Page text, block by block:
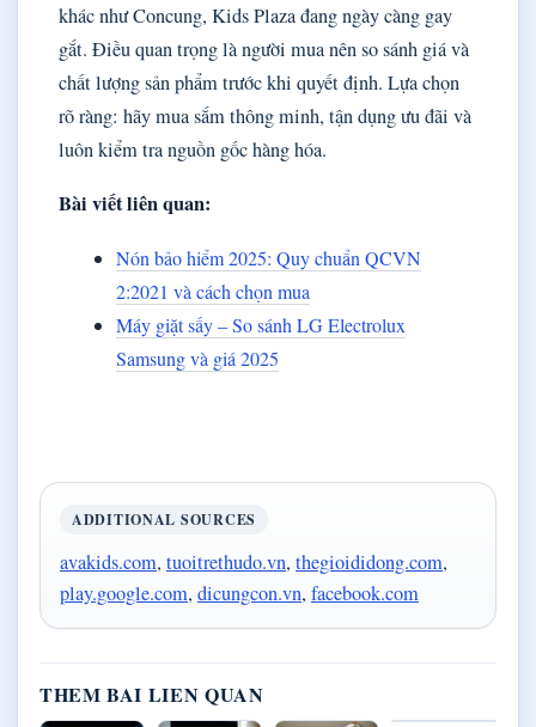
khác như Concung, Kids Plaza đang ngày càng gay
gắt. Điều quan trọng là người mua nên so sánh giá và
chất lượng sản phẩm trước khi quyết định. Lựa chọn
rõ ràng: hãy mua sắm thông minh, tận dụng ưu đãi và
luôn kiểm tra nguồn gốc hàng hóa.
Bài viết liên quan:
Nón bảo hiểm 2025: Quy chuẩn QCVN
2:2021 và cách chọn mua
Máy giặt sấy – So sánh LG Electrolux
Samsung và giá 2025
ADDITIONAL SOURCES
avakids.com, tuoitrethudo.vn, thegioididong.com,
play.google.com, dicungcon.vn, facebook.com
THEM BAI LIEN QUAN